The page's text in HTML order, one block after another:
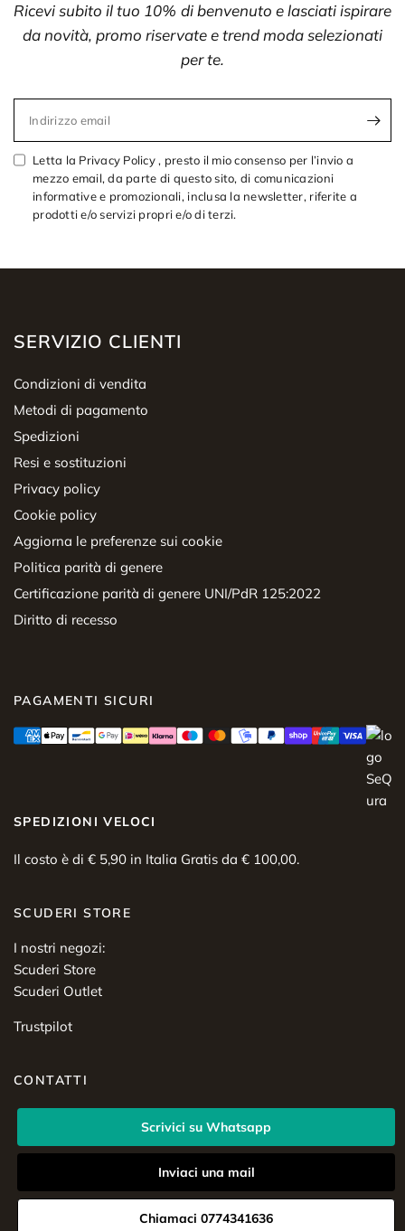
Ricevi subito il tuo 10% di benvenuto e lasciati ispirare
da novità, promo riservate e trend moda selezionati
per te.
Indirizzo email
Letta la Privacy Policy , presto il mio consenso per l’invio a
mezzo email, da parte di questo sito, di comunicazioni
informative e promozionali, inclusa la newsletter, riferite a
prodotti e/o servizi propri e/o di terzi.
SERVIZIO CLIENTI
Condizioni di vendita
Metodi di pagamento
Spedizioni
Resi e sostituzioni
Privacy policy
Cookie policy
Aggiorna le preferenze sui cookie
Politica parità di genere
Certificazione parità di genere UNI/PdR 125:2022
Diritto di recesso
PAGAMENTI SICURI
SPEDIZIONI VELOCI
Il costo è di € 5,90 in Italia Gratis da € 100,00.
SCUDERI STORE
I nostri negozi:
Scuderi Store
Scuderi Outlet
Trustpilot
CONTATTI
Scrivici su Whatsapp
Inviaci una mail
Chiamaci 0774341636